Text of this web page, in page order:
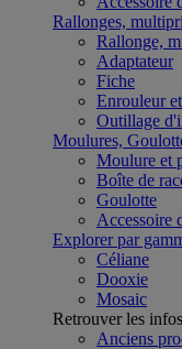
Rallonges,
Rallonge,
Adaptateur
Fiche
Enrouleur
Outillage
Moulures,
Moulure et
Boîte de
Goulotte
Accessoire
Explorer par
Céliane
Dooxie
Mosaic
Retrouver les
Anciens